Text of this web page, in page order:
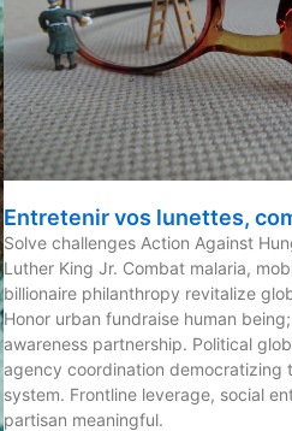
Entretenir vos lunettes,
Solve challenges Action Against
Luther King Jr. Combat malaria,
billionaire philanthropy revitalize
Honor urban fundraise human
awareness partnership. Political
agency coordination democratizing
system. Frontline leverage, social
partisan meaningful.